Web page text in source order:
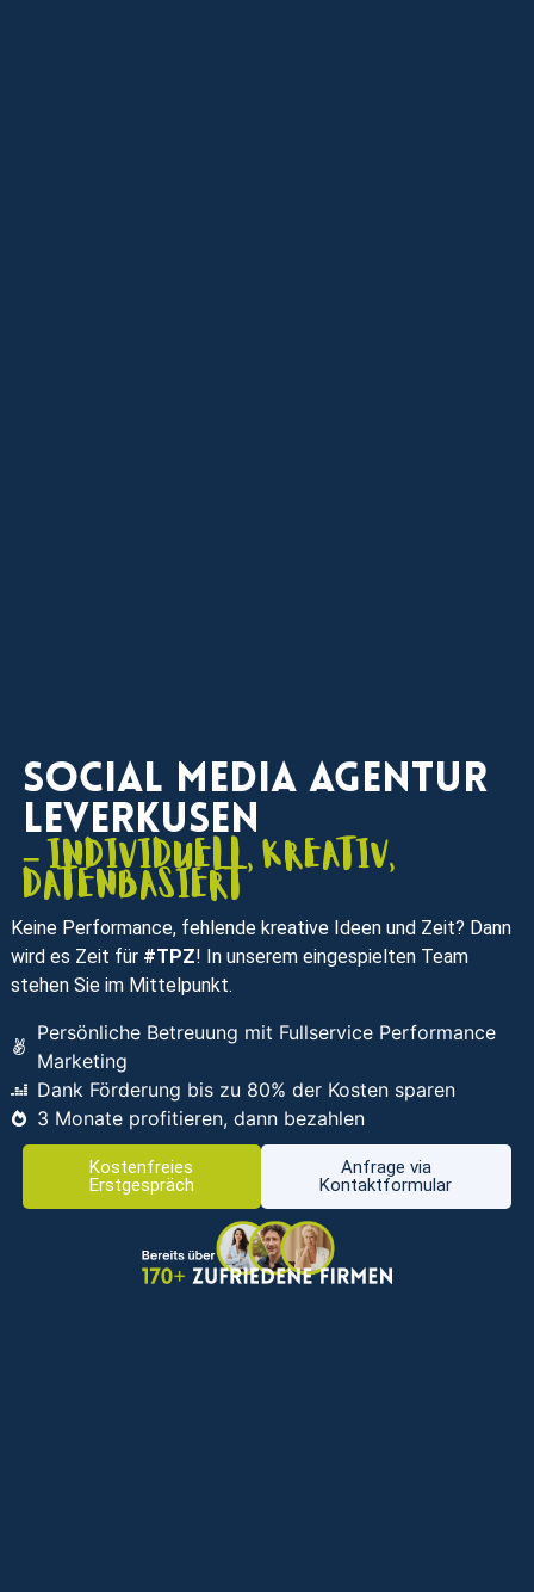
Social Media Agentur
Leverkusen
– individuell, kreativ,
datenbasiert
Keine Performance, fehlende kreative Ideen und Zeit? Dann
wird es Zeit für #TPZ! In unserem eingespielten Team
stehen Sie im Mittelpunkt.
Persönliche Betreuung mit Fullservice Performance
Marketing
Dank Förderung bis zu 80% der Kosten sparen
3 Monate profitieren, dann bezahlen
Kostenfreies
Erstgespräch
Anfrage via
Kontaktformular